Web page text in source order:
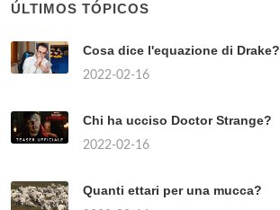
ÚLTIMOS TÓPICOS
Cosa dice l'equazione di Drake?
2022-02-16
Chi ha ucciso Doctor Strange?
2022-02-16
Quanti ettari per una mucca?